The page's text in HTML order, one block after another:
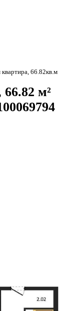
66.82